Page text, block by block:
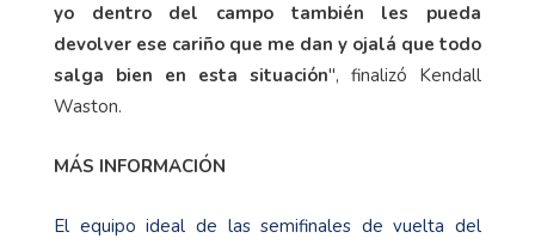
yo dentro del campo también les pueda
devolver ese cariño que me dan y ojalá que todo
salga bien en esta situación", finalizó Kendall
Waston.
MÁS INFORMACIÓN
El equipo ideal de las semifinales de vuelta del